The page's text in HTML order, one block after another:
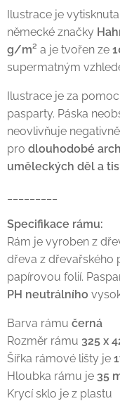
Ilustrace je
německé značky
g/m² a je tvořen ze
supermatným
Ilustrace je za
pasparty. Páska
neovlivňuje
pro dlouhodobé
uměleckých děl a
Specifikace rámu:
Rám je vyroben z
dřeva z dřevařského
papírovou folií.
PH neutrálního
Barva rámu černá
Rozměr rámu 325 x
Šířka rámové lišty je
Hloubka rámu je 35
Krycí sklo je z plastu